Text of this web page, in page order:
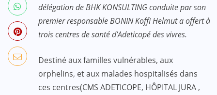
délégation de BHK KONSULTING conduite par son
premier responsable BONIN Koffi Helmut a offert à
trois centres de santé d’Adeticopé des vivres.
Destiné aux familles vulnérables, aux
orphelins, et aux malades hospitalisés dans
ces centres(CMS ADETICOPE, HÔPITAL JURA ,